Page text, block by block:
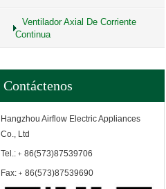
Ventilador Axial De Corriente
Continua
Contáctenos
Hangzhou Airflow Electric Appliances
Co., Ltd
Tel.:﹢86(573)87539706
Fax:﹢86(573)87539690